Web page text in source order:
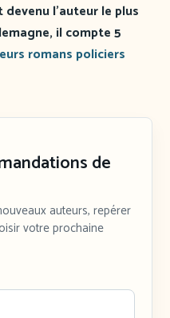
devenu l’auteur le plus
il compte 5
romans policiers
de
auteurs, repérer
votre prochaine